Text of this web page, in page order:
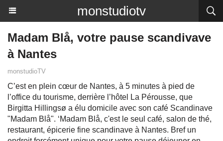
monstudiotv
Madam Blå, votre pause scandivave
à Nantes
monstudioTV
C’est en plein cœur de Nantes, à 5 minutes à pied de
l’office du tourisme, derrière l’hôtel La Pérousse, que
Birgitta Hillingsø a élu domicile avec son café Scandinave
"Madam Blå". ‘Madam Blå, c'est le seul café, salon de thé,
restaurant, épicerie fine scandinave à Nantes. Bref un